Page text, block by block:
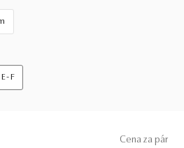
F
Cena za pár